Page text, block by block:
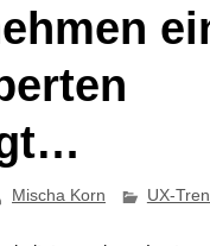
Mischa Korn UX-